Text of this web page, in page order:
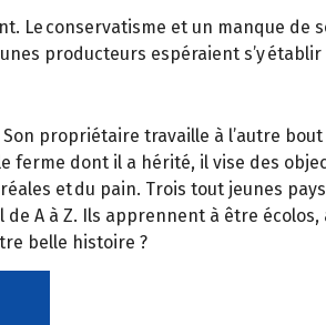
Le conservatisme et un manque de
producteurs espéraient s’y
Son propriétaire travaille à l’autre
ferme dont il a hérité, il vise des
et du pain. Trois tout jeunes
A à Z. Ils apprennent à être
belle histoire ?